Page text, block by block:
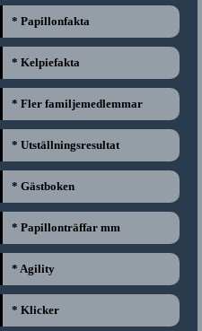
* Papillonfakta
* Kelpiefakta
* Fler familjemedlemmar
* Utställningsresultat
* Gästboken
* Papillonträffar mm
* Agility
* Klicker